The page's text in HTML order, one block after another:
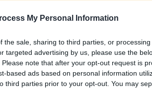
My Personal Information
the sale, sharing to third parties, or
targeted advertising by us, please use the
note that after your opt-out request is
based ads based on personal information
third parties prior to your opt-out. You may